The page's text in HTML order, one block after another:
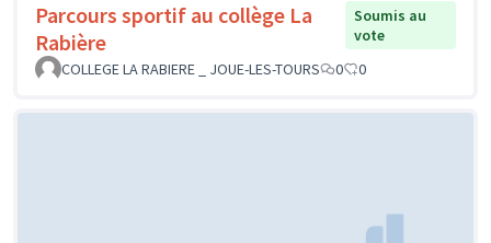
Parcours sportif au collège La
Rabière
Soumis au
vote
COLLEGE LA RABIERE _ JOUE-LES-TOURS
0 0